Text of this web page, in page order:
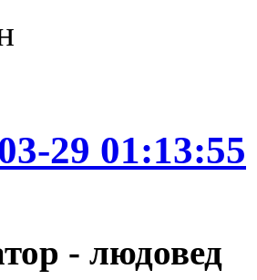
29 01:13:55
- людовед